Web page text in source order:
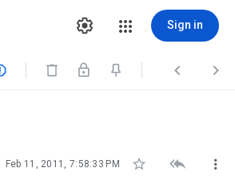
Sign in
  
Feb 11, 2011, 7:58:33 PM   